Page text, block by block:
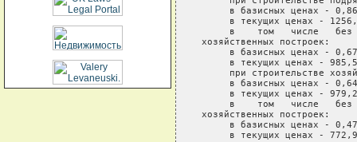
в базисных ценах -
в текущих ценах -
в    том   числе
хозяйственных построек:
в базисных ценах -
в текущих ценах -
при строительстве
в базисных ценах -
в текущих ценах -
в    том   числе
хозяйственных построек:
в базисных ценах -
в текущих ценах -